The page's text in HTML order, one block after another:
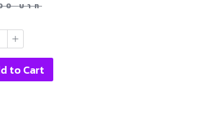
บาท
to Cart